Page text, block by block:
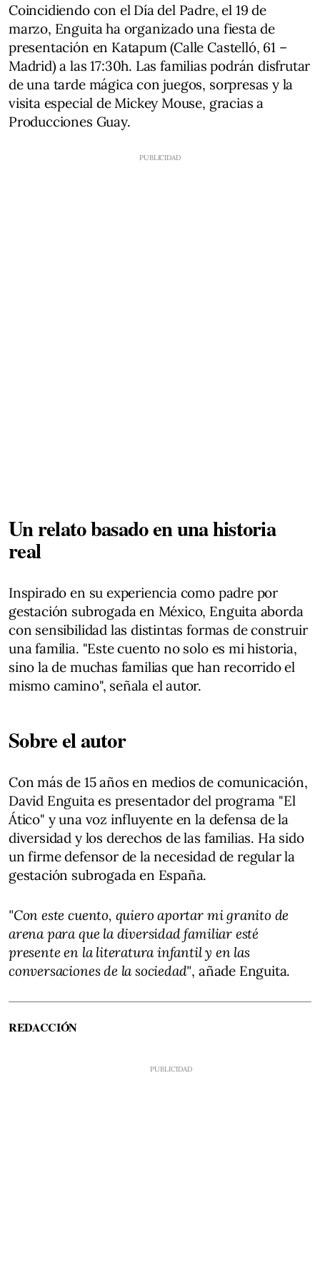
Coincidiendo con el Día del Padre, el 19 de
marzo, Enguita ha organizado una fiesta de
presentación en Katapum (Calle Castelló, 61 –
Madrid) a las 17:30h. Las familias podrán disfrutar
de una tarde mágica con juegos, sorpresas y la
visita especial de Mickey Mouse, gracias a
Producciones Guay.​
Un relato basado en una historia
real
Inspirado en su experiencia como padre por
gestación subrogada en México, Enguita aborda
con sensibilidad las distintas formas de construir
una familia. "Este cuento no solo es mi historia,
sino la de muchas familias que han recorrido el
mismo camino", señala el autor.​
Sobre el autor
Con más de 15 años en medios de comunicación,
David Enguita es presentador del programa "El
Ático" y una voz influyente en la defensa de la
diversidad y los derechos de las familias. Ha sido
un firme defensor de la necesidad de regular la
gestación subrogada en España.​
"Con este cuento, quiero aportar mi granito de
arena para que la diversidad familiar esté
presente en la literatura infantil y en las
conversaciones de la sociedad", añade Enguita.​
REDACCIÓN